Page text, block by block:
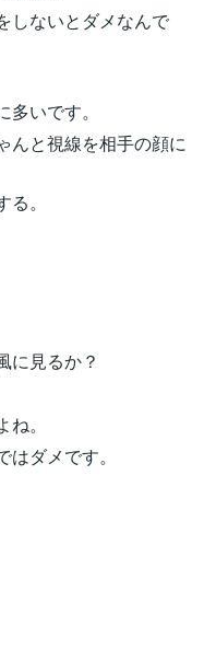
しないとダメなんで
いです。
んと視線を相手の顔に
。
に見るか？
。
ダメです。